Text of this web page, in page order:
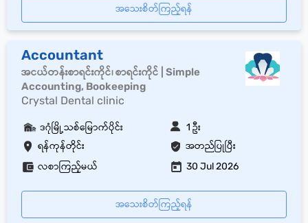
အသေးစိတ်ကြည့်ရန်
Accountant
အငယ်တန်းစာရင်းကိုင်၊ စာရင်းကိုင် | Simple
Accounting, Bookeeping
Crystal Dental clinic
ရန်ကုန်တိုင်း အတည်ပြုပြီး
ဒဂုံမြို့သစ်မြောက်ပိုင်း 1 ဦး
လစာကြည့်မယ် 30 Jul 2026
အသေးစိတ်ကြည့်ရန်